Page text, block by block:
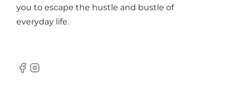
you to escape the hustle and bustle of
everyday life.
Facebook
Instagram